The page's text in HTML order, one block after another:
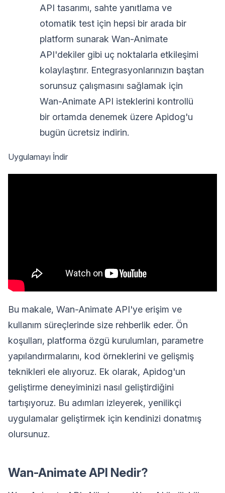
API tasarımı, sahte yanıtlama ve
otomatik test için hepsi bir arada bir
platform sunarak Wan-Animate
API'dekiler gibi uç noktalarla etkileşimi
kolaylaştırır. Entegrasyonlarınızın baştan
sorunsuz çalışmasını sağlamak için
Wan-Animate API isteklerini kontrollü
bir ortamda denemek üzere Apidog'u
bugün ücretsiz indirin.
Uygulamayı İndir
Bu makale, Wan-Animate API'ye erişim ve
kullanım süreçlerinde size rehberlik eder. Ön
koşulları, platforma özgü kurulumları, parametre
yapılandırmalarını, kod örneklerini ve gelişmiş
teknikleri ele alıyoruz. Ek olarak, Apidog'un
geliştirme deneyiminizi nasıl geliştirdiğini
tartışıyoruz. Bu adımları izleyerek, yenilikçi
uygulamalar geliştirmek için kendinizi donatmış
olursunuz.
Wan-Animate API Nedir?